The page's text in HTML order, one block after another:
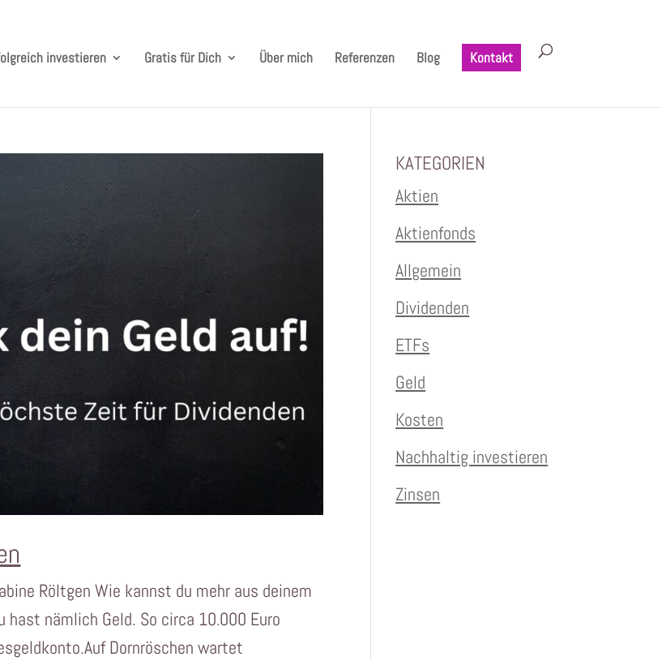
investieren Gratis für Dich Über mich Referenzen Blog Kontakt
Röltgen Wie kannst du mehr aus deinem
hast nämlich Geld. So circa 10.000 Euro
Dornröschen wartet
KATEGORIEN
Aktien
Aktienfonds
Allgemein
Dividenden
ETFs
Geld
Kosten
Nachhaltig investieren
Zinsen